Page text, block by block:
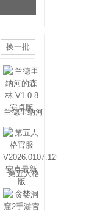
换一批
兰德里纳河
第五人格